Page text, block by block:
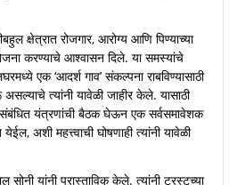
क्षेत्रात रोजगार, आरोग्य आणि पिण्याच्या
करण्याचे आश्वासन दिले. या समस्यांचे
एक ‘आदर्श गाव’ संकल्पना राबविण्यासाठी
त्यांनी यावेळी जाहीर केले. यासाठी
यंत्रणांची बैठक घेऊन एक सर्वसमावेशक
अशी महत्त्वाची घोषणाही त्यांनी यावेळी
यांनी प्रास्ताविक केले. त्यांनी ट्रस्टच्या